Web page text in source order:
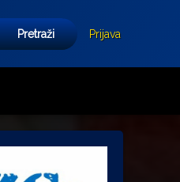
Prijava